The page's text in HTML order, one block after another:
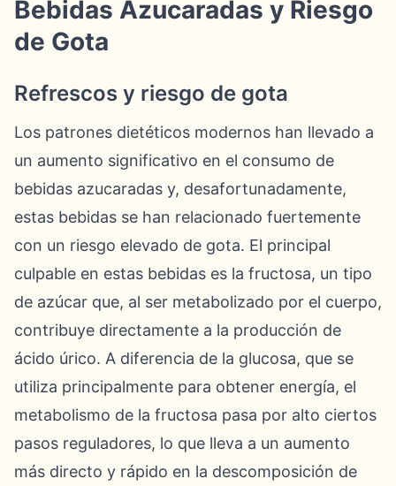
Bebidas Azucaradas y Riesgo
de Gota
Refrescos y riesgo de gota
Los patrones dietéticos modernos han llevado a
un aumento significativo en el consumo de
bebidas azucaradas y, desafortunadamente,
estas bebidas se han relacionado fuertemente
con un riesgo elevado de gota. El principal
culpable en estas bebidas es la fructosa, un tipo
de azúcar que, al ser metabolizado por el cuerpo,
contribuye directamente a la producción de
ácido úrico. A diferencia de la glucosa, que se
utiliza principalmente para obtener energía, el
metabolismo de la fructosa pasa por alto ciertos
pasos reguladores, lo que lleva a un aumento
más directo y rápido en la descomposición de